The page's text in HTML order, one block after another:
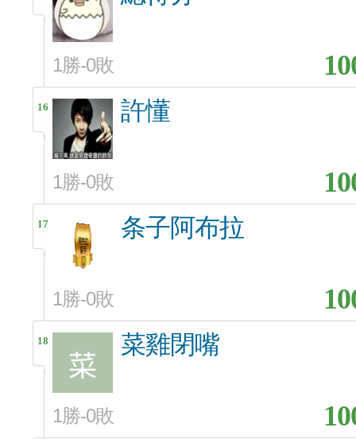
1勝-0敗
16 許懂
1勝-0敗
17 条子阿布拉
1勝-0敗
18 菜雞閉嘴
1勝-0敗